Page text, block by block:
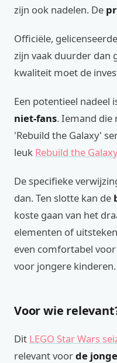
zijn ook nadelen. De
Officiële,
zijn vaak duurder dan
kwaliteit moet de
Een potentieel nadeel
niet-fans. Iemand die
'Rebuild the Galaxy'
leuk Rebuild the
De specifieke
dan. Ten slotte kan de
koste gaan van het
elementen of
even comfortabel
voor jongere kinderen.
Voor wie
Dit LEGO Star Wars
relevant voorde